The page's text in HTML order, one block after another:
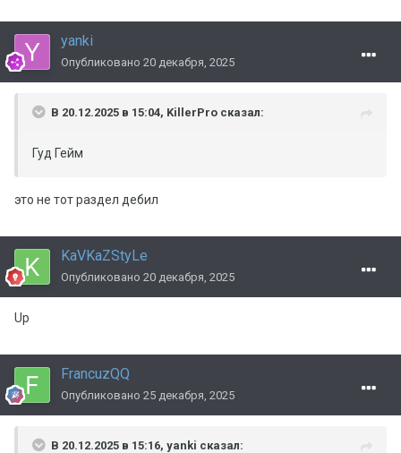
yanki
Опубликовано 20 декабря, 2025
В 20.12.2025 в 15:04, KillerPro сказал:
Гуд Гейм
это не тот раздел дебил
KaVKaZStyLe
Опубликовано 20 декабря, 2025
Up
FrancuzQQ
Опубликовано 25 декабря, 2025
В 20.12.2025 в 15:16, yanki сказал: